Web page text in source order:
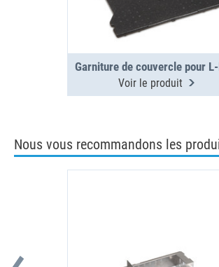
Voir le produit
Nous vous recommandons les